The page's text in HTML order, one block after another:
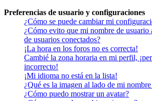
Preferencias de usuario y configuraciones
¿Cómo se puede cambiar mi
¿Cómo evito que mi nombre de usuario
de usuarios conectados?
¡La hora en los foros no es correcta!
Cambié la zona horaria en mi perfil,
incorrecto!
¡Mi idioma no está en la lista!
¿Qué es la imagen al lado de mi
¿Cómo puedo mostrar un avatar?